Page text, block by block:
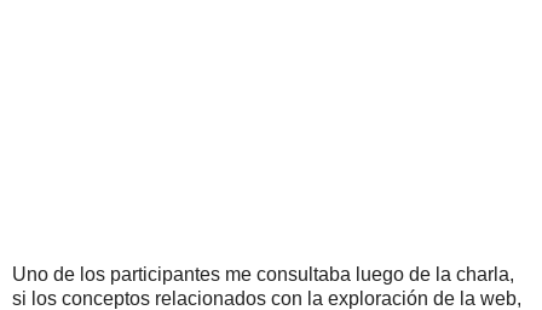
Uno de los participantes me consultaba luego de la charla,
si los conceptos relacionados con la exploración de la web,